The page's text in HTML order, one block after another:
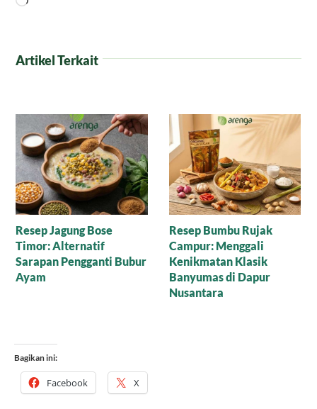
Artikel Terkait
Manisnya Cokelat
Cornflakes Gula Aren,
Mari Nikmati Camilan
Sehat yang Mewah
Puding Tempe untuk
Anak yang Suka Pilih-
Pilih Makanan
Bagikan ini: